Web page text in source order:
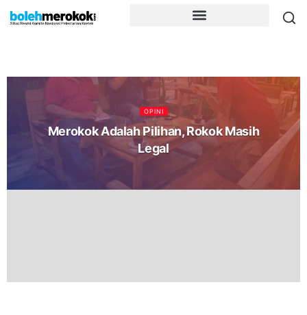
OPINI
Merokok Adalah Pilihan, Rokok Masih
Legal